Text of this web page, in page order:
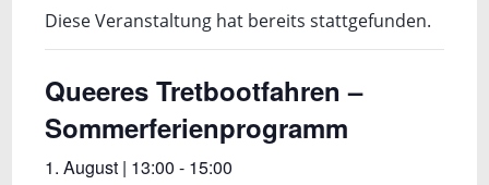
Diese Veranstaltung hat bereits stattgefunden.
Queeres Tretbootfahren –
Sommerferienprogramm
1. August | 13:00 - 15:00